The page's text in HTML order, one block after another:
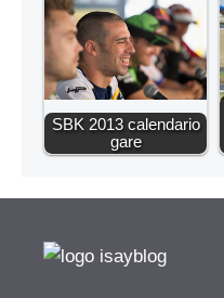
SBK 2013 calendario
gare